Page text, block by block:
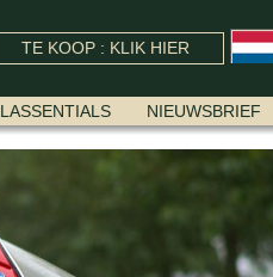
TE KOOP : KLIK HIER
NIEUWSBRIEF